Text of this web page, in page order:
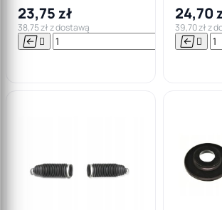
23,75 zł
38,75 zł z dostawą
  
SEAT
24,70
39,70 zł z
 